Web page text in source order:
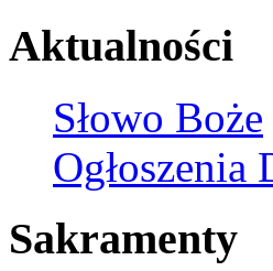
Aktualności
Słowo Boże
Ogłoszenia
Sakramenty